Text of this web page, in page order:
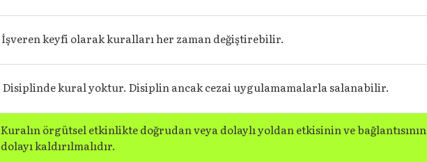
İşveren keyfi olarak kuralları her zaman değiştirebilir.
Disiplinde kural yoktur. Disiplin ancak cezai uygulamamalarla salanabilir.
Kuralın örgütsel etkinlikte doğrudan veya dolaylı yoldan etkisinin ve
dolayı kaldırılmalıdır.